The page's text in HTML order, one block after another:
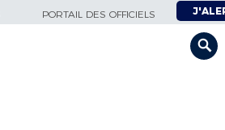
PORTAIL DES OFFICIELS